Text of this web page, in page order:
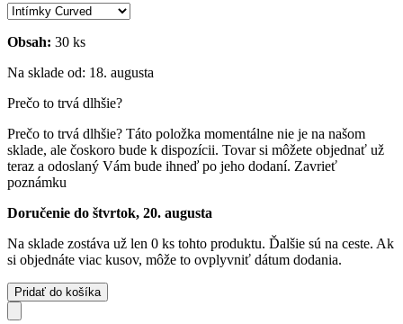
Obsah: 30 ks
Na sklade od: 18. augusta
Prečo to trvá dlhšie?
Prečo to trvá dlhšie? Táto položka momentálne nie je na našom
sklade, ale čoskoro bude k dispozícii. Tovar si môžete objednať už
teraz a odoslaný Vám bude ihneď po jeho dodaní. Zavrieť
poznámku
Doručenie do štvrtok, 20. augusta
Na sklade zostáva už len 0 ks tohto produktu. Ďalšie sú na ceste. Ak
si objednáte viac kusov, môže to ovplyvniť dátum dodania.
Pridať do košíka